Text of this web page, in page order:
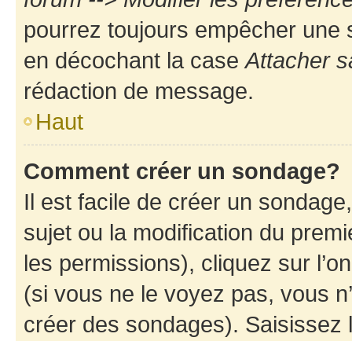
pourrez toujours empêcher une
en décochant la caseAttacher
rédaction de message.
Haut
Comment créer un sondage?
Il est facile de créer un
sujet ou la modification du
les permissions), cliquez sur
(si vous ne le voyez pas, vous
créer des sondages).